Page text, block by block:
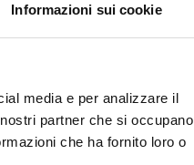
Informazioni sui cookie
media e per analizzare il
partner che si occupano
che ha fornito loro o